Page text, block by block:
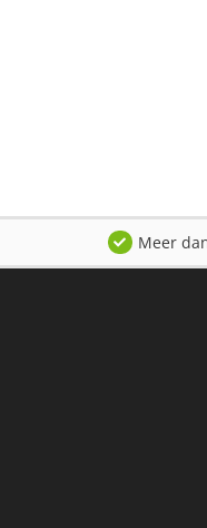
Meer